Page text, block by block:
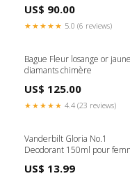
US$ 90.00
★★★★★ 5.0 (6 reviews)
Bague Fleur losange or
diamants chimère
US$ 125.00
★★★★★ 4.4 (23 reviews)
Vanderbilt Gloria No.1
Deodorant 150ml pour
US$ 13.99